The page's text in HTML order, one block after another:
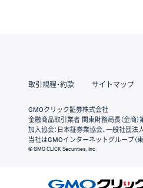
取引規程・約款 サイトマップ
GMOクリック証券株式会社
金融商品取引業者 関東財務局長（金商
加入協会：日本証券業協会、一般社団
当社はGMOインターネットグループ（
© GMO CLICK Securities, Inc.